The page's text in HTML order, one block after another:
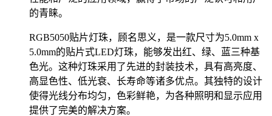
的青睐。
RGB5050贴片灯珠，顾名思义，是一款尺寸为5.0mm x
5.0mm的贴片式LED灯珠，能够发出红、绿、蓝三种基
色光。这种灯珠采用了先进的封装技术，具有高亮度、
高显色性、低光衰、长寿命等诸多优点。其独特的设计
使得光线分布均匀，色彩鲜艳，为各种照明和显示应用
提供了完美的解决方案。